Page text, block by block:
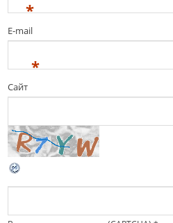
*
E-mail
*
Сайт